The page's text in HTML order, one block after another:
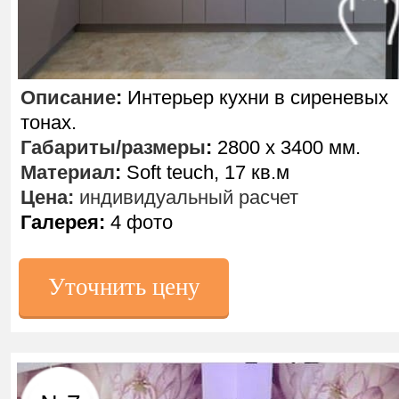
Уточнить цену
Описание: Интерьер кухни в сиреневых
тонах.
Габариты/размеры: 2800 х 3400 мм.
Материал: Soft teuch, 17 кв.м
Цена: индивидуальный расчет
Галерея: 4 фото